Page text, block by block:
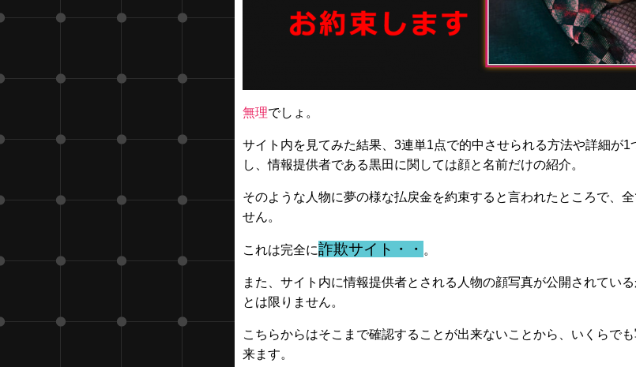
無理でしょ。
サイト内を見てみた結果、3連単1点で的中させられる方法や詳細が1
し、情報提供者である黒田に関しては顔と名前だけの紹介。
そのような人物に夢の様な払戻金を約束すると言われたところで、
せん。
これは完全に詐欺サイト・・ 。
また、サイト内に情報提供者とされる人物の顔写真が公開されてい
とは限りません。
こちらからはそこまで確認することが出来ないことから、いくらで
来ます。